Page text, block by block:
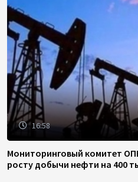
16:58
Мониторинговый комитет
росту добычи нефти на 400